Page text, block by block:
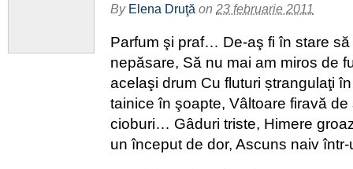
By Elena Druţă on 23 februarie 2011
Parfum şi praf… De-aş fi în stare
nepăsare, Să nu mai am miros de
acelaşi drum Cu fluturi ștrangulaţi
tainice în şoapte, Vâltoare firavă de
cioburi… Gâduri triste, Himere
un început de dor, Ascuns naiv